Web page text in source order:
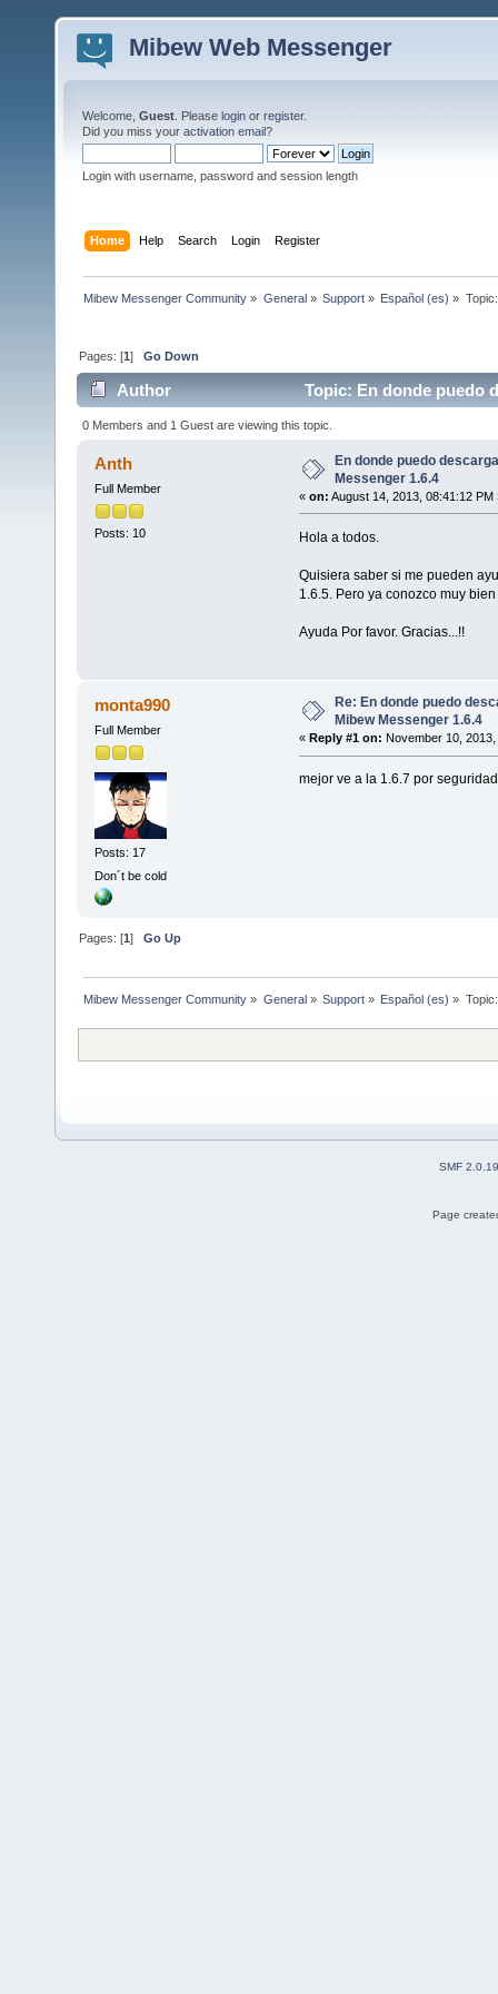
Mibew Web Messenger
Welcome, Guest . Please login or register.
Did you miss your activation email?
Login with username, password and session length
Home Help Search Login Register
Mibew Messenger Community » General» Support» Español (es) »
Pages: [1]Go Down
Author
Topic: En donde puedo
times)
0 Members and 1 Guest are viewing this topic.
Anth
Full Member
Posts: 10
En donde puedo
Messenger 1.6.4
« on: August 14, 2013, 08:41:12 PM
Hola a todos.
Quisiera saber si me pueden
1.6.5. Pero ya conozco muy
Ayuda Por favor. Gracias...!!
monta990
Full Member
Posts: 17
Don´t be cold
Re: En donde puedo
Mibew Messenger 1.6.4
« Reply #1 on: November 10, 2013,
mejor ve a la 1.6.7 por seguridad
Pages: [1]Go Up
Mibew Messenger Community » General» Support» Español (es) »
SMF 2.0.19
Page